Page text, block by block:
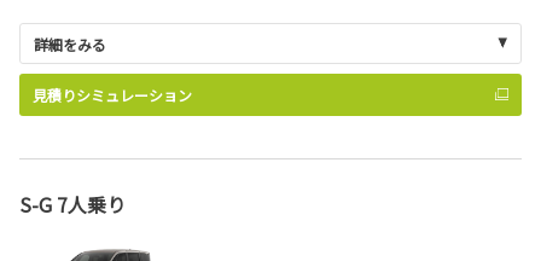
詳細をみる
見積りシミュレーション
S-G 7人乗り